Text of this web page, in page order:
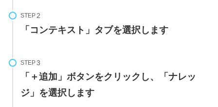
STEP
「コンテキスト」タブを選択します
STEP
「＋追加」ボタンをクリックし、「ナレッ
ジ」を選択します